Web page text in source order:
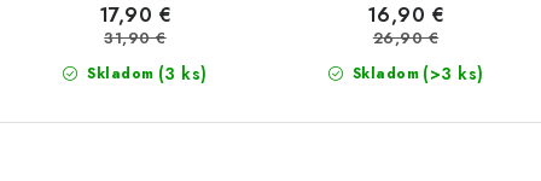
Skladom (3 ks)
17,90 €
31,90 €
Skladom (>3 ks)
16,90 €
26,90 €